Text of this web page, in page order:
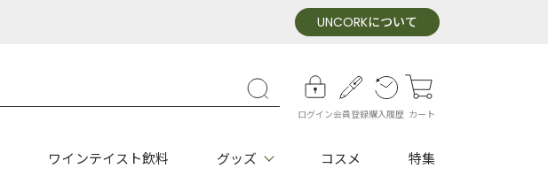
UNCORKについて
ログイン会員登録購入履歴 カート
ワインテイスト飲料 グッズ コスメ 特集